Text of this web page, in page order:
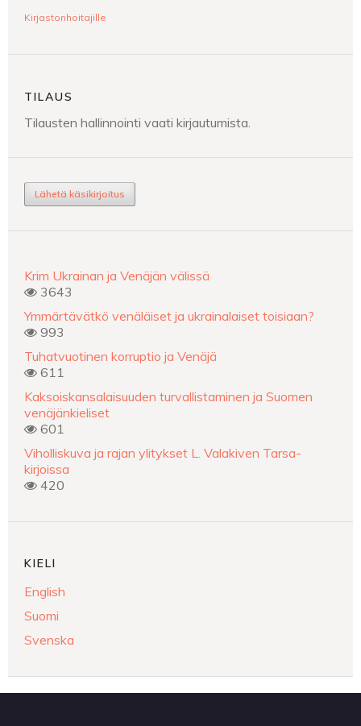
Kirjastonhoitajille
TILAUS
Tilausten hallinnointi vaati kirjautumista.
Lähetä käsikirjoitus
Krim Ukrainan ja Venäjän välissä
3643
Ymmärtävätkö venäläiset ja ukrainalaiset toisiaan?
993
Tuhatvuotinen korruptio ja Venäjä
611
Kaksoiskansalaisuuden turvallistaminen ja Suomen
venäjänkieliset
601
Viholliskuva ja rajan ylitykset L. Valakiven Tarsa-
kirjoissa
420
KIELI
English
Suomi
Svenska